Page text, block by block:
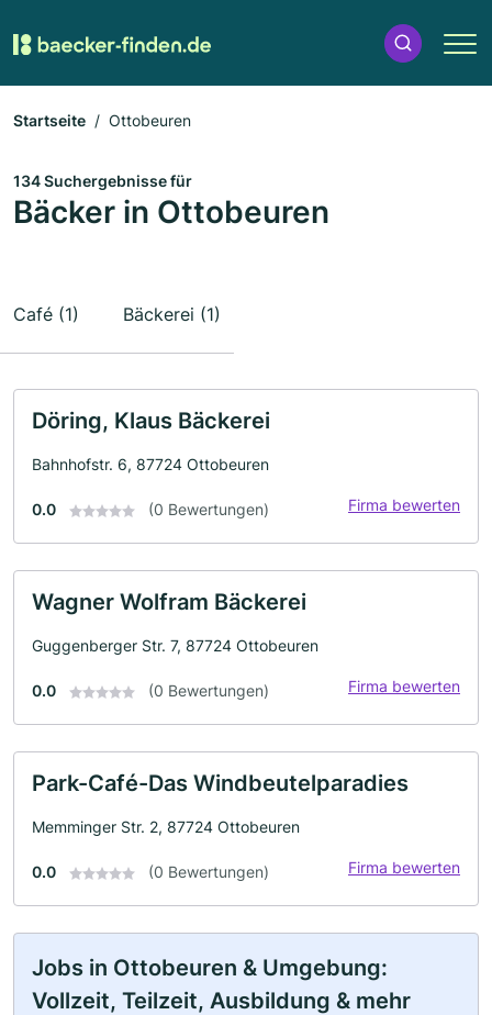
Startseite Ottobeuren
134 Suchergebnisse für
Bäcker in Ottobeuren
Café (1) Bäckerei (1)
Döring, Klaus Bäckerei
Bahnhofstr. 6, 87724 Ottobeuren
0.0 (0 Bewertungen) Firma bewerten
Wagner Wolfram Bäckerei
Guggenberger Str. 7, 87724 Ottobeuren
0.0 (0 Bewertungen) Firma bewerten
Park-Café-Das Windbeutelparadies
Memminger Str. 2, 87724 Ottobeuren
0.0 (0 Bewertungen) Firma bewerten
Jobs in Ottobeuren & Umgebung:
Vollzeit, Teilzeit, Ausbildung & mehr